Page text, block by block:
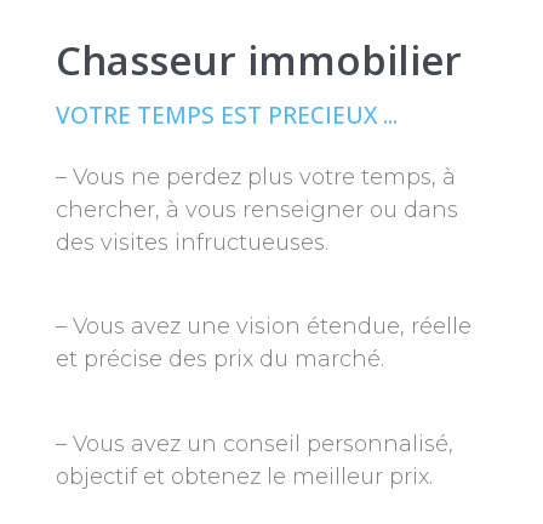
Chasseur immobilier
VOTRE TEMPS EST PRECIEUX ...
– Vous ne perdez plus votre temps, à
chercher, à vous renseigner ou dans
des visites infructueuses.
– Vous avez une vision étendue, réelle
et précise des prix du marché.
– Vous avez un conseil personnalisé,
objectif et obtenez le meilleur prix.